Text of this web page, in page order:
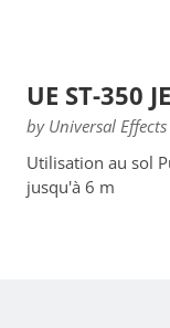
UE ST-350
by Universal Effects
Utilisation au sol
jusqu'à 6 m